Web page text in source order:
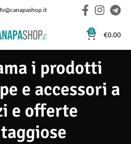
0 €0.00
i prodotti
e accessori a
e offerte